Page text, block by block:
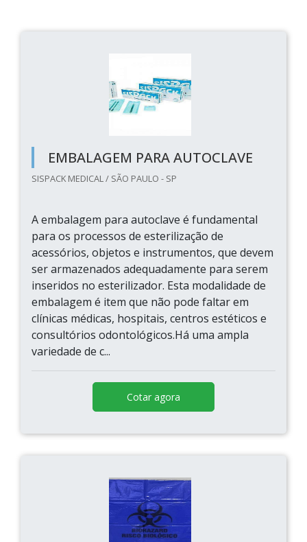
EMBALAGEM PARA AUTOCLAVE
SISPACK MEDICAL / SÃO PAULO - SP
A embalagem para autoclave é fundamental
para os processos de esterilização de
acessórios, objetos e instrumentos, que devem
ser armazenados adequadamente para serem
inseridos no esterilizador. Esta modalidade de
embalagem é item que não pode faltar em
clínicas médicas, hospitais, centros estéticos e
consultórios odontológicos.Há uma ampla
variedade de c...
Cotar agora